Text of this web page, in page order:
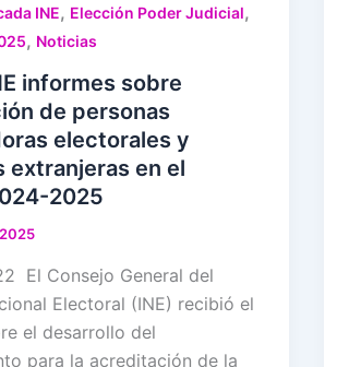
INE, Elección Poder Judicial,
, Noticias
informes sobre
de personas
electorales y
extranjeras en el
2025
El Consejo General del
Electoral (INE) recibió el
el desarrollo del
para la acreditación de la